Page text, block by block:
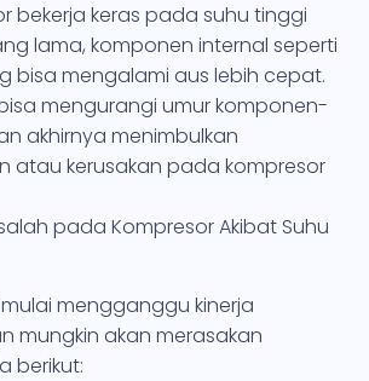
bekerja keras pada suhu tinggi
lama, komponen internal seperti
bisa mengalami aus lebih cepat.
mengurangi umur komponen-
akhirnya menimbulkan
atau kerusakan pada kompresor
pada Kompresor Akibat Suhu
mengganggu kinerja
mungkin akan merasakan
berikut: